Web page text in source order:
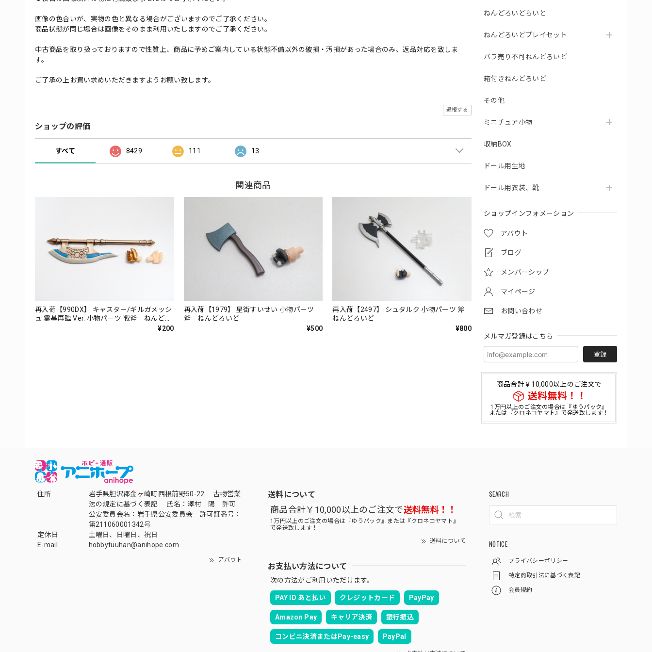
ねんどろいどらいと
ねんどろいどプレイセット
バラ売り不可ねんどろいど
箱付きねんどろいど
その他
ミニチュア小物
収納BOX
ドール用生地
ドール用衣装、靴
ショップインフォメーション
アバウト
ブログ
メンバーシップ
マイページ
お問い合わせ
メルマガ登録はこちら
登録
商品合計￥10,000以上のご注文で
送料無料！！
1万円以上のご注文の場合は『ゆうパック』
または『クロネコヤマト』で発送致します！
画像の色合いが、実物の色と異なる場合がございますのでご了承ください。
商品状態が同じ場合は画像をそのまま利用いたしますのでご了承ください。
中古商品を取り扱っておりますので性質上、商品に予めご案内している状態不備以外の破損・汚損があった場合のみ、返品対応を致しま
す。
ご了承の上お買い求めいただきますようお願い致します。
通報する
ショップの評価
すべて 8429 111 13
関連商品
再入荷【990DX】 キャスター/ギルガメッシ
ュ 霊基再臨 Ver. 小物パーツ 戦斧 ねんどろ
¥200
再入荷【1979】 星街すいせい 小物パーツ
斧 ねんどろいど
¥500
再入荷【2497】 シュタルク 小物パーツ 斧
ねんどろいど
¥800
住所
岩手県胆沢郡金ヶ崎町西根前野50-22 古物営業
法の規定に基づく表記 氏名：澤村 陽 許可
公安委員会名：岩手県公安委員会 許可証番号：
第211060001342号
定休日
土曜日、日曜日、祝日
E-mail
hobbytuuhan@anihope.com
アバウト
送料について
商品合計￥10,000以上のご注文で送料無料！！
1万円以上のご注文の場合は『ゆうパック』または『クロネコヤマト』
で発送致します！
送料について
お支払い方法について
次の方法がご利用いただけます。
PAY ID あと払い クレジットカード PayPay
Amazon Pay キャリア決済 銀行振込
コンビニ決済またはPay-easy PayPal
SEARCH
NOTICE
プライバシーポリシー
特定商取引法に基づく表記
会員規約